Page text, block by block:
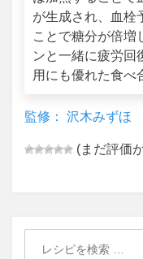
が生成され、血栓
ことで糖分が倍増
ンと一緒に疲労回
用にも優れた食べ
監修： 沢木みずほ
(まだ評価